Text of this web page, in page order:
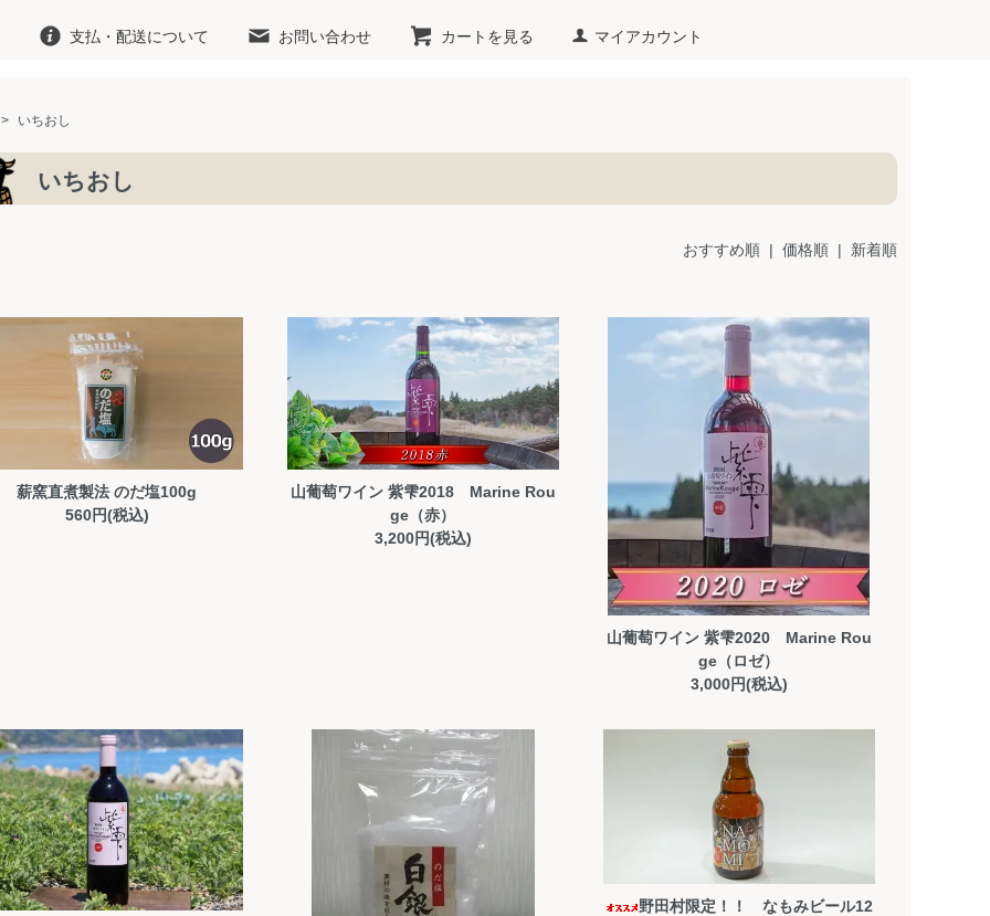
支払・配送について お問い合わせ カートを見る マイアカウント
いちおし
いちおし
おすすめ順 | 価格順 | 新着順
薪窯直煮製法 のだ塩100g
560円(税込)
山葡萄ワイン 紫雫2018 Marine Rou
ge（赤）
3,200円(税込)
山葡萄ワイン 紫雫2020 Marine Rou
ge（ロゼ）
3,000円(税込)
野田村限定！！ なもみビール12